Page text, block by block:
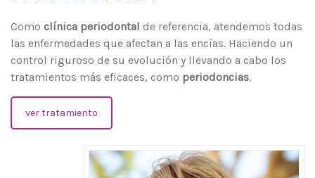
Como clínica periodontal de referencia, atendemos todas
las enfermedades que afectan a las encías. Haciendo un
control riguroso de su evolución y llevando a cabo los
tratamientos más eficaces, como
periodoncias
ver tratamiento